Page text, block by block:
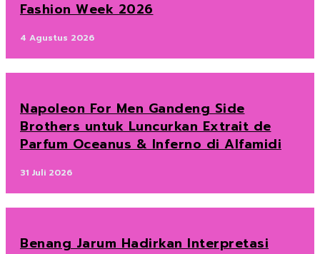
Fashion Week 2026
4 Agustus 2026
Napoleon For Men Gandeng Side
Brothers untuk Luncurkan Extrait de
Parfum Oceanus & Inferno di Alfamidi
31 Juli 2026
Benang Jarum Hadirkan Interpretasi